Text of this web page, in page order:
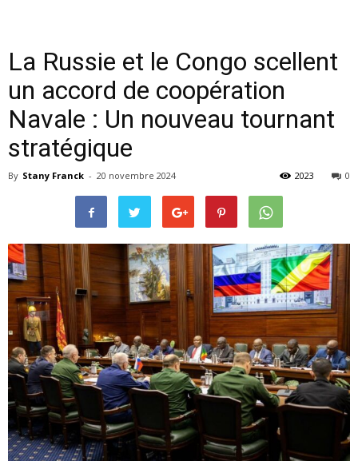
La Russie et le Congo scellent
un accord de coopération
Navale : Un nouveau tournant
stratégique
By Stany Franck - 20 novembre 2024 0
2023